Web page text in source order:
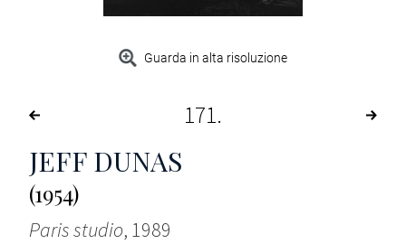
Guarda in alta risoluzione
171
JEFF DUNAS
(1954)
Paris studio, 1989